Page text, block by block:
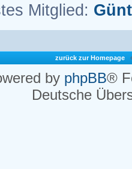
Mitglied:
zurück zur Homepage ‹
by phpBB®
Deutsche